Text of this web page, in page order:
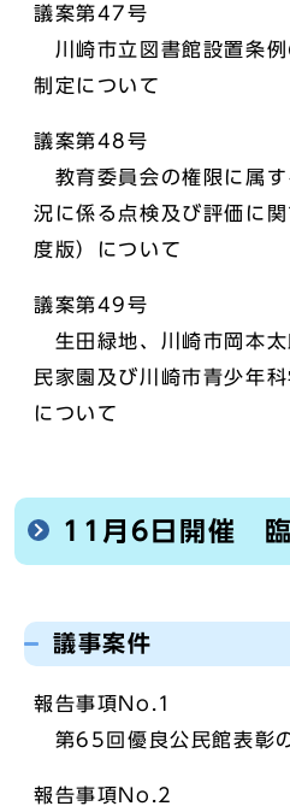
議案第47号
川崎市立図書館設置条例
制定について
議案第48号
教育委員会の権限に属す
況に係る点検及び評価に
度版）について
議案第49号
生田緑地、川崎市岡本太
民家園及び川崎市青少年
について
11月6日開催
議事案件
報告事項No.1
第65回優良公民館表彰
報告事項No.2